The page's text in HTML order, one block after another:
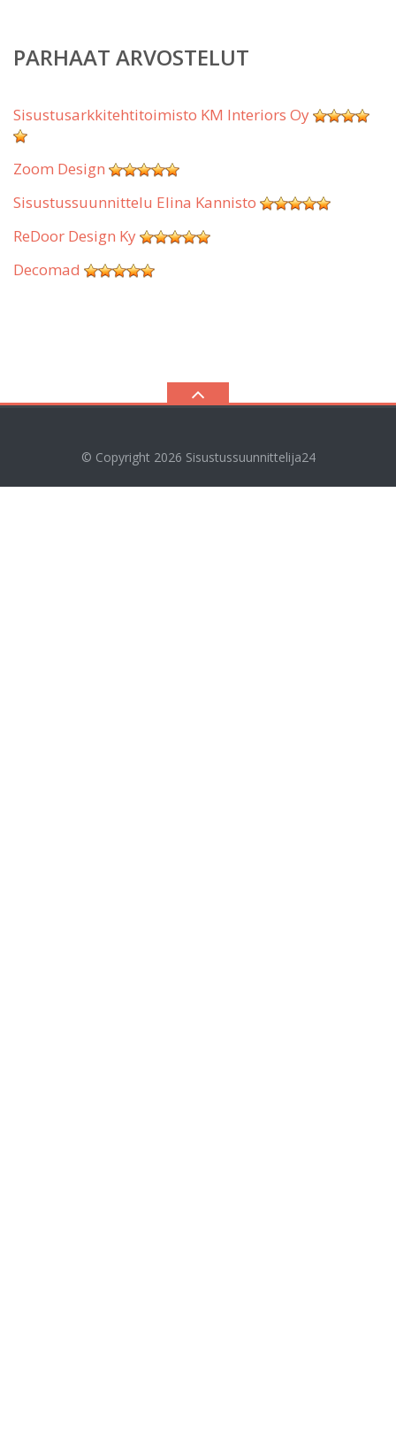
PARHAAT ARVOSTELUT
Sisustusarkkitehtitoimisto KM Interiors Oy
Zoom Design
Sisustussuunnittelu Elina Kannisto
ReDoor Design Ky
Decomad
© Copyright 2026 Sisustussuunnittelija24